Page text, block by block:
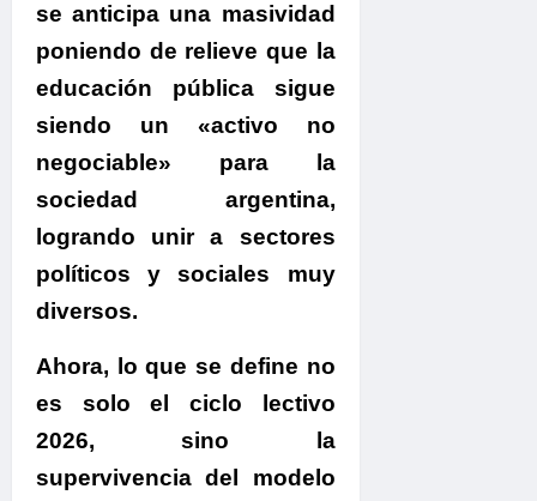
se anticipa una masividad
poniendo de relieve que la
educación pública sigue
siendo un «activo no
negociable» para la
sociedad argentina,
logrando unir a sectores
políticos y sociales muy
diversos.
Ahora, lo que se define no
es solo el ciclo lectivo
2026, sino la
supervivencia del modelo